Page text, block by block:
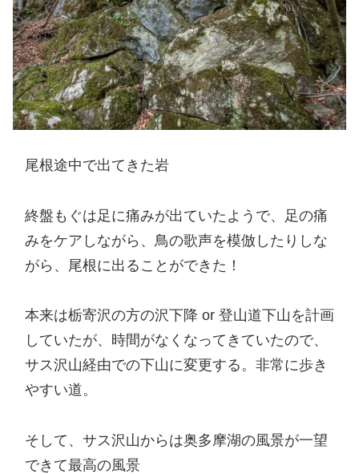
尾根途中で出てきた岩
終盤もぐは足に痛みが出ていたようで、足の痛
みをケアしながら、鳥の歌声を模倣したりしな
がら、尾根に出ることができた！
本来は栃寄沢の方の沢下降 or 登山道下山を計画
していたが、時間がなくなってきていたので、
サス沢山経由での下山に変更する。非常に歩き
やすい道。
そして、サス沢山からは奥多摩湖の風景が一望
できて最高の風景